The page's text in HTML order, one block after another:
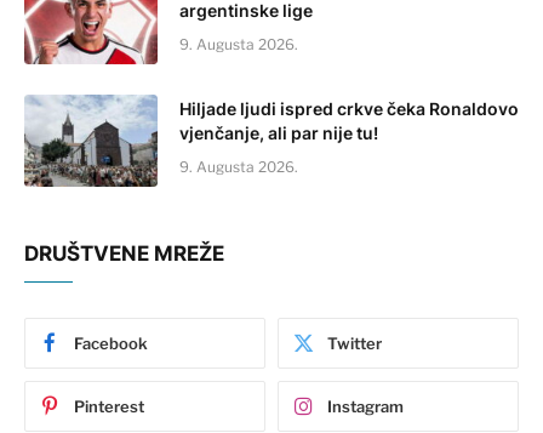
argentinske lige
9. Augusta 2026.
Hiljade ljudi ispred crkve čeka Ronaldovo
vjenčanje, ali par nije tu!
9. Augusta 2026.
DRUŠTVENE MREŽE
Facebook Twitter
Pinterest Instagram